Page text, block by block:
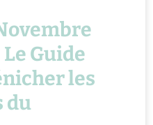
Guide
les
du